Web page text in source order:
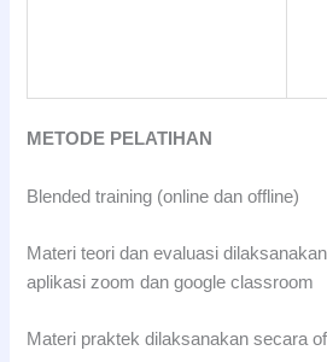
METODE PELATIHAN
Blended training (online dan offline)
Materi teori dan evaluasi
aplikasi zoom dan google classroom
Materi praktek dilaksanakan secara